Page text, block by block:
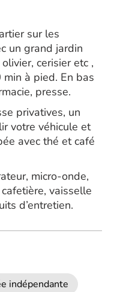
sur les
un grand jardin
cerisier etc ,
à pied. En bas
presse.
privatives, un
votre véhicule et
avec thé et café
micro-onde,
vaisselle
d’entretien.
indépendante